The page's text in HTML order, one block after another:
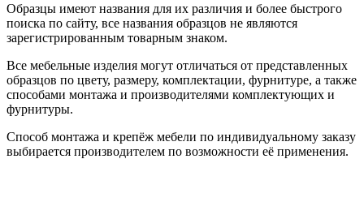
Образцы имеют названия для их различия и более быстрого
поиска по сайту, все названия образцов не являются
зарегистрированным товарным знаком.
Все мебельные изделия могут отличаться от представленных
образцов по цвету, размеру, комплектации, фурнитуре, а также
способами монтажа и производителями комплектующих и
фурнитуры.
Способ монтажа и крепёж мебели по индивидуальному заказу
выбирается производителем по возможности её применения.